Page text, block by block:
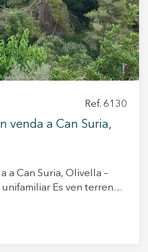
Ref. 6130
venda a Can Suria,
a Can Suria, Olivella –
Es ven terreny
a pocs minuts amb
platges del Garraf. El